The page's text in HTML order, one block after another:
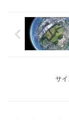
サ